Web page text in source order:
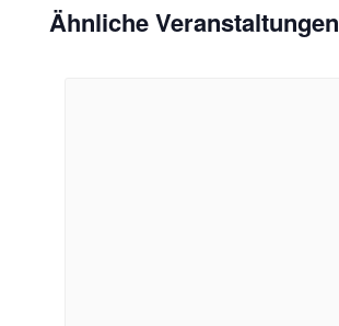
Ähnliche Veranstaltungen